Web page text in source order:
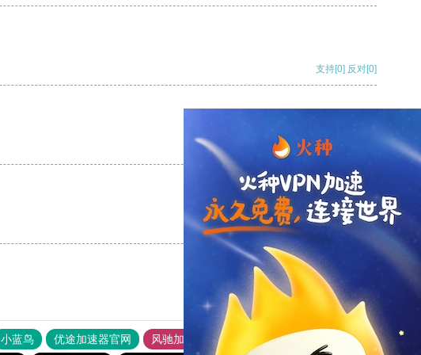
支持[0] 反对[0]
支持
支持 [0] 反对
小蓝鸟 优途加速器官网 风驰加速器 旋风加速器